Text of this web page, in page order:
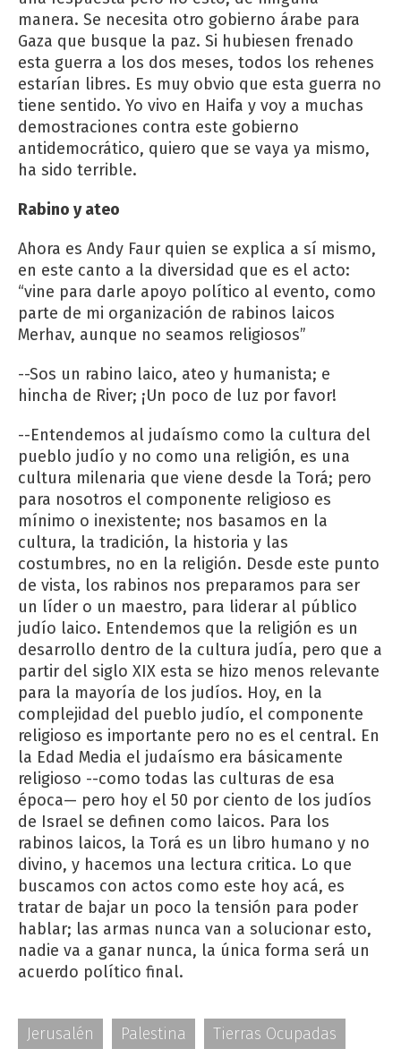
manera. Se necesita otro gobierno árabe para
Gaza que busque la paz. Si hubiesen frenado
esta guerra a los dos meses, todos los rehenes
estarían libres. Es muy obvio que esta guerra no
tiene sentido. Yo vivo en Haifa y voy a muchas
demostraciones contra este gobierno
antidemocrático, quiero que se vaya ya mismo,
ha sido terrible.
Rabino y ateo
Ahora es Andy Faur quien se explica a sí mismo,
en este canto a la diversidad que es el acto:
“vine para darle apoyo político al evento, como
parte de mi organización de rabinos laicos
Merhav, aunque no seamos religiosos”
--Sos un rabino laico, ateo y humanista; e
hincha de River; ¡Un poco de luz por favor!
--Entendemos al judaísmo como la cultura del
pueblo judío y no como una religión, es una
cultura milenaria que viene desde la Torá; pero
para nosotros el componente religioso es
mínimo o inexistente; nos basamos en la
cultura, la tradición, la historia y las
costumbres, no en la religión. Desde este punto
de vista, los rabinos nos preparamos para ser
un líder o un maestro, para liderar al público
judío laico. Entendemos que la religión es un
desarrollo dentro de la cultura judía, pero que a
partir del siglo XIX esta se hizo menos relevante
para la mayoría de los judíos. Hoy, en la
complejidad del pueblo judío, el componente
religioso es importante pero no es el central. En
la Edad Media el judaísmo era básicamente
religioso --como todas las culturas de esa
época— pero hoy el 50 por ciento de los judíos
de Israel se definen como laicos. Para los
rabinos laicos, la Torá es un libro humano y no
divino, y hacemos una lectura critica. Lo que
buscamos con actos como este hoy acá, es
tratar de bajar un poco la tensión para poder
hablar; las armas nunca van a solucionar esto,
nadie va a ganar nunca, la única forma será un
acuerdo político final.
Jerusalén Palestina Tierras Ocupadas